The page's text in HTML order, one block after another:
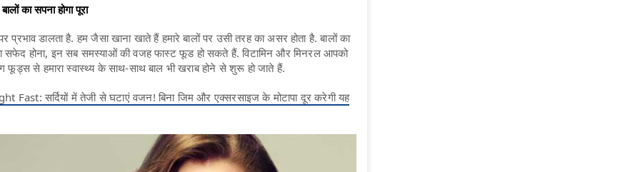
का सपना होगा पूरा
पर प्रभाव डालता है. हम जैसा खाना खाते हैं हमारे बालों पर उसी तरह का असर होता है. बालों का
सफेद होना, इन सब समस्याओं की वजह फास्ट फूड हो सकते हैं. विटामिन और मिनरल आपको
से हमारा स्वास्थ्य के साथ-साथ बाल भी खराब होने से शुरू हो जाते हैं.
Fast: सर्दियों में तेजी से घटाएं वजन! बिना जिम और एक्सरसाइज के मोटापा दूर करेगी यह